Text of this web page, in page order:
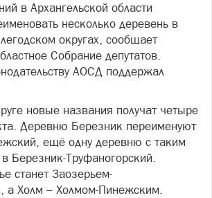
в Архангельской области
несколько деревень в
округах, сообщает
Собрание депутатов.
АОСД поддержал
новые названия получат четыре
Деревню Березник переименуют
ещё одну деревню с таким
Березник-Труфаногорский.
станет Заозерьем-
а Холм – Холмом-Пинежским.